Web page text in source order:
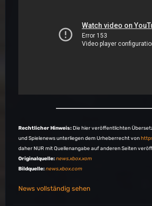
Rechtlicher Hinweis:Die hier veröffentlichten
und Spielenews unterliegen dem Urheberrecht von
daher NUR mit Quellenangabe auf anderen Seiten
Originalquelle:news.xbox.xom
Bildquelle:news.xbox.com
News vollständig sehen